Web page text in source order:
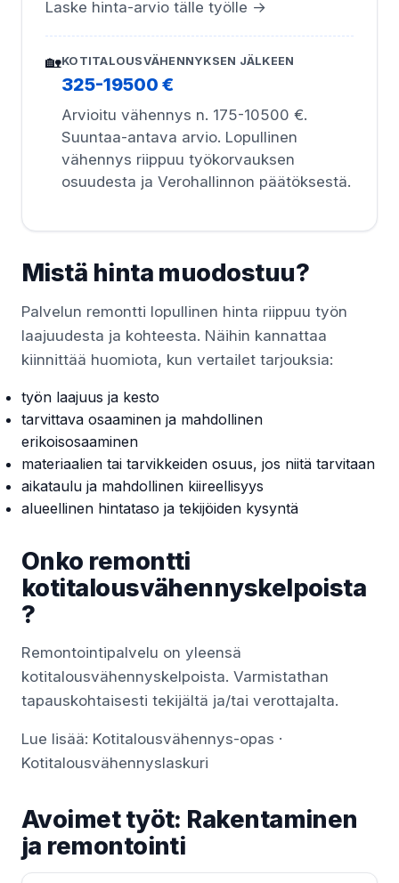
Laske hinta-arvio tälle työlle →
🏡KOTITALOUSVÄHENNYKSEN JÄLKEEN
325-19500 €
Arvioitu vähennys n. 175-10500 €.
Suuntaa-antava arvio. Lopullinen
vähennys riippuu työkorvauksen
osuudesta ja Verohallinnon päätöksestä.
Mistä hinta muodostuu?
Palvelun remontti lopullinen hinta riippuu työn
laajuudesta ja kohteesta. Näihin kannattaa
kiinnittää huomiota, kun vertailet tarjouksia:
työn laajuus ja kesto
tarvittava osaaminen ja mahdollinen
erikoisosaaminen
materiaalien tai tarvikkeiden osuus, jos niitä tarvitaan
aikataulu ja mahdollinen kiireellisyys
alueellinen hintataso ja tekijöiden kysyntä
Onko remontti
kotitalousvähennyskelpoista
?
Remontointipalvelu on yleensä
kotitalousvähennyskelpoista. Varmistathan
tapauskohtaisesti tekijältä ja/tai verottajalta.
Lue lisää: Kotitalousvähennys-opas ·
Kotitalousvähennyslaskuri
Avoimet työt: Rakentaminen
ja remontointi